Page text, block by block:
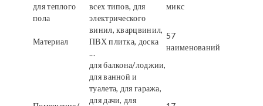
для теплого
пола
всех типов, для
электрического
микс
Материал
винил, кварцвинил,
ПВХ плитка, доска
...
57
наименований
для балкона/лоджии,
для ванной и
туалета, для гаража,
для дачи, для